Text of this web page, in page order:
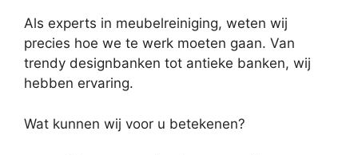
Als experts in meubelreiniging, weten wij
precies hoe we te werk moeten gaan. Van
trendy designbanken tot antieke banken, wij
hebben ervaring.
Wat kunnen wij voor u betekenen?